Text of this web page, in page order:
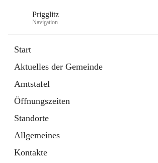
Prigglitz
Navigation
Start
Aktuelles der Gemeinde
Amtstafel
Öffnungszeiten
Standorte
Allgemeines
Kontakte
Externe Webseite
in
Tab
Gemeindezeitung
Ordner
öffnet
in
neuem
Tab